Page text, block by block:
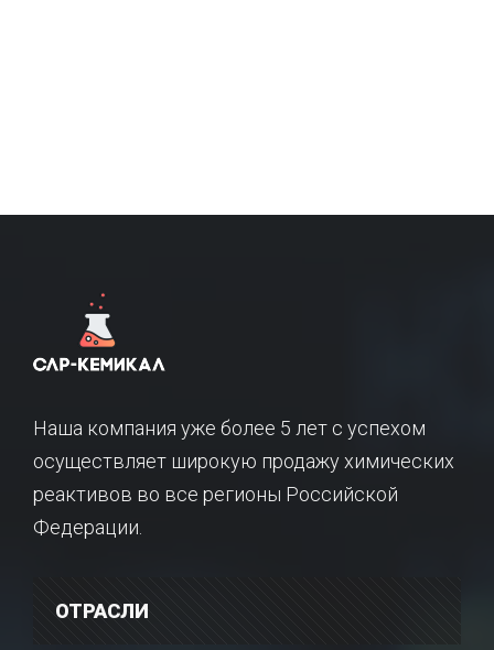
Наша компания уже более 5 лет с успехом
осуществляет широкую продажу химических
реактивов во все регионы Российской
Федерации.
ОТРАСЛИ